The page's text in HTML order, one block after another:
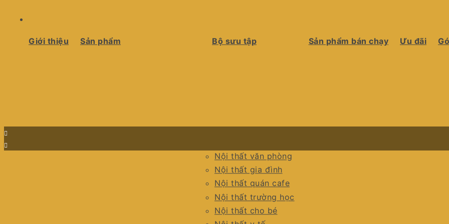
Giới thiệu Sản phẩm Bộ sưu tập
Nội thất văn phòng
Nội thất gia đình
Nội thất quán cafe
Nội thất trường học
Nội thất cho bé
Sản phẩm bán chạy Ưu đãi